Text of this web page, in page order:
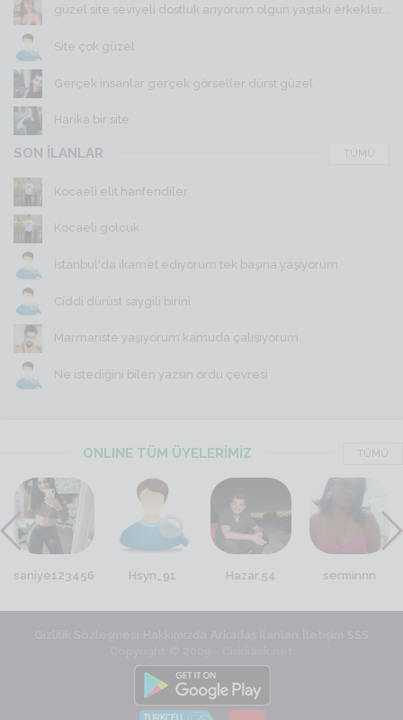
güzel site seviyeli dostluk arıyorum olgun yaştaki erkekler...
Site çok güzel
Gerçek insanlar gerçek görseller dürst güzel
Harika bir site
SON İLANLAR TÜMÜ
Kocaeli elit hanfendiler
Kocaeli golcuk
İstanbul'da ikamet ediyorum tek başına yaşıyorum
Ciddi dürüst saygili birini
Marmariste yaşıyorum kamuda çalışıyorum
Ne istediğini bilen yazsın ordu çevresi
ONLINE TÜM ÜYELERİMİZ TÜMÜ
saniye123456 Hsyn_91 Hazar.54 serminnn